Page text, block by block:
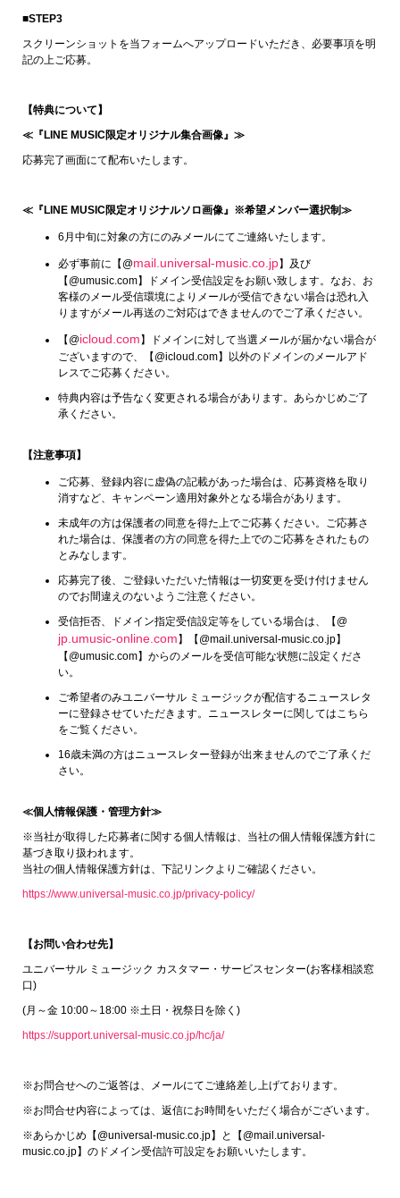
■STEP3
スクリーンショットを当フォームへアップロードいただき、必要事項を明
記の上ご応募。
【特典について】
≪『LINE MUSIC限定オリジナル集合画像』≫
応募完了画面にて配布いたします。
≪『LINE MUSIC限定オリジナルソロ画像』※希望メンバー選択制≫
6月中旬に対象の方にのみメールにてご連絡いたします。
必ず事前に【@mail.universal-music.co.jp】及び
【@umusic.com】ドメイン受信設定をお願い致します。なお、お
客様のメール受信環境によりメールが受信できない場合は恐れ入
りますがメール再送のご対応はできませんのでご了承ください。
【@icloud.com 】ドメインに対して当選メールが届かない場合が
ございますので、【@icloud.com】以外のドメインのメールアド
レスでご応募ください。
特典内容は予告なく変更される場合があります。あらかじめご了
承ください。
【注意事項】
ご応募、登録内容に虚偽の記載があった場合は、応募資格を取り
消すなど、キャンペーン適用対象外となる場合があります。
未成年の方は保護者の同意を得た上でご応募ください。ご応募さ
れた場合は、保護者の方の同意を得た上でのご応募をされたもの
とみなします。
応募完了後、ご登録いただいた情報は一切変更を受け付けません
のでお間違えのないようご注意ください。
受信拒否、ドメイン指定受信設定等をしている場合は、【@
jp.umusic-online.com 】【@mail.universal-music.co.jp】
【@umusic.com】からのメールを受信可能な状態に設定くださ
い。
ご希望者のみユニバーサル ミュージックが配信するニュースレタ
ーに登録させていただきます。ニュースレターに関してはこちら
をご覧ください。
16歳未満の方はニュースレター登録が出来ませんのでご了承くだ
さい。
≪個人情報保護・管理方針≫
※当社が取得した応募者に関する個人情報は、当社の個人情報保護方針に
基づき取り扱われます。
当社の個人情報保護方針は、下記リンクよりご確認ください。
https://www.universal-music.co.jp/privacy-policy/
【お問い合わせ先】
ユニバーサル ミュージック カスタマー・サービスセンター(お客様相談窓
口)
(月～金 10:00～18:00 ※土日・祝祭日を除く)
https://support.universal-music.co.jp/hc/ja/
※お問合せへのご返答は、メールにてご連絡差し上げております。
※お問合せ内容によっては、返信にお時間をいただく場合がございます。
※あらかじめ【@universal-music.co.jp】と【@mail.universal-
music.co.jp】のドメイン受信許可設定をお願いいたします。